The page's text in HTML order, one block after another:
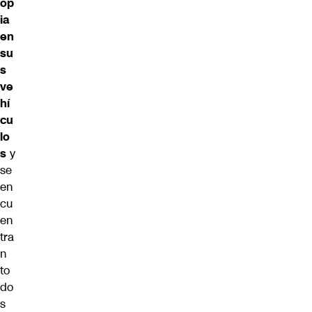
ia
en
su
s
ve
hí
cu
lo
s y
se
en
cu
en
tra
n
to
do
s